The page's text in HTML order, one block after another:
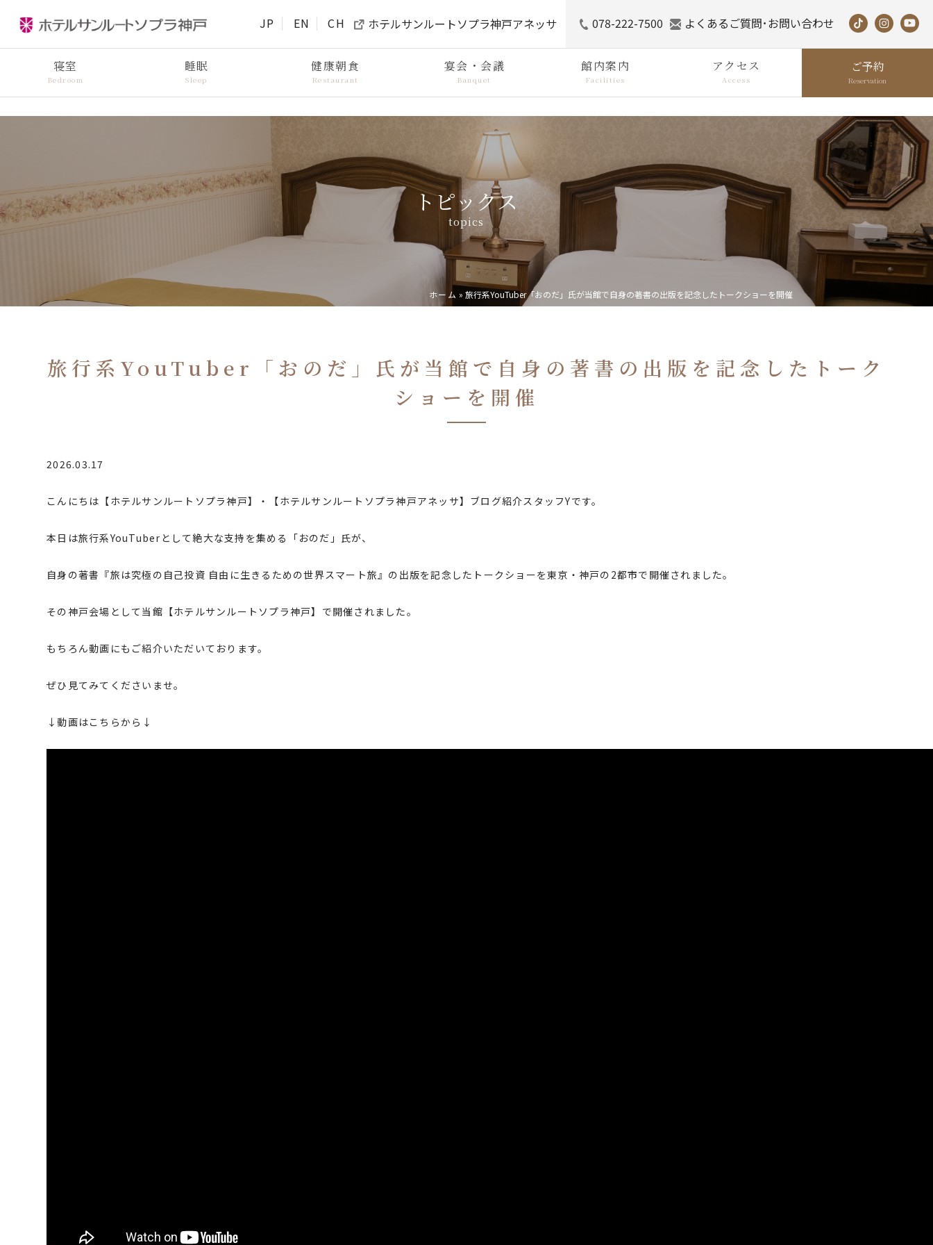
JP EN CH ホテルサンルートソプラ神戸アネッサ 078-222-7500 よくあるご質問･お問い合わせ
寝室
Bedroom
睡眠
Sleep
健康朝食
Restaurant
宴会・会議
Banquet
館内案内
Facilities
アクセス
Access
ご予約
Reservation
トピックス
topics
ホーム »旅行系YouTuber「おのだ」氏が当館で自身の著書の出版を記念したトークショーを開催
旅行系YouTuber「おのだ」氏が当館で自身の著書の出版を記念したトーク
ショーを開催
2026.03.17
こんにちは【ホテルサンルートソプラ神戸】・【ホテルサンルートソプラ神戸アネッサ】ブログ紹介スタッフYです。
本日は旅行系YouTuberとして絶大な支持を集める「おのだ」氏が、
自身の著書『旅は究極の自己投資 自由に生きるための世界スマート旅』の出版を記念したトークショーを東京・神戸の2都市で開催されました。
その神戸会場として当館【ホテルサンルートソプラ神戸】で開催されました。
もちろん動画にもご紹介いただいております。
ぜひ見てみてくださいませ。
↓動画はこちらから↓